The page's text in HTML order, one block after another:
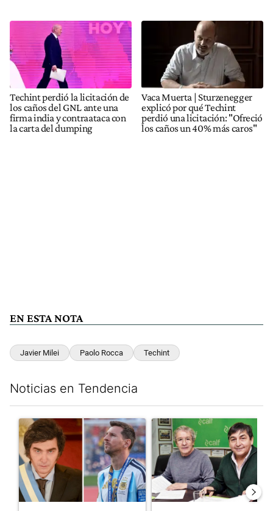
Techint perdió la licitación de
los caños del GNL ante una
firma india y contraataca con
la carta del dumping
Vaca Muerta | Sturzenegger
explicó por qué Techint
perdió una licitación: "Ofreció
los caños un 40% más caros"
EN ESTA NOTA
Javier Milei Paolo Rocca Techint
Noticias en Tendencia
Un artículo de tendencia con el título "Milei despidió a Jorge
Un artículo de tendencia con